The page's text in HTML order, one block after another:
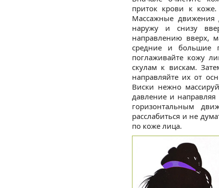
приток крови к
Массажные движения
наружу и снизу
направлению вверх,
средние и большие
поглаживайте кожу
скулам к вискам.
направляйте их от
Виски нежно
давление и
горизонтальным
расслабиться и не
по коже лица.